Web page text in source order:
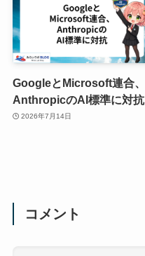
GoogleとMicrosoft連合、
AnthropicのAI標準に対抗
2026年7月14日
コメント